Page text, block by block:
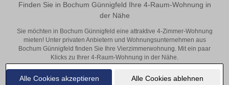
Alle Cookies akzeptieren Alle Cookies ablehnen
Finden Sie in Bochum Günnigfeld Ihre 4-Raum-Wohnung in
der Nähe
Sie möchten in Bochum Günnigfeld eine attraktive 4-Zimmer-Wohnung
mieten! Unter privaten Anbietern und Wohnungsunternehmen aus
Bochum Günnigfeld finden Sie Ihre Vierzimmerwohnung. Mit ein paar
Klicks zu Ihrer 4-Raum-Wohnung in der Nähe.
Aktuelle Wohnung zum mieten